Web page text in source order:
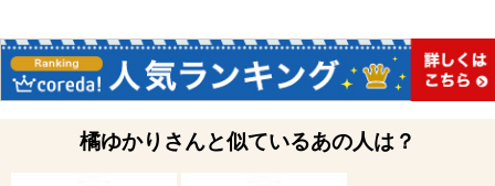
橘ゆかりさんと似ているあの人は？